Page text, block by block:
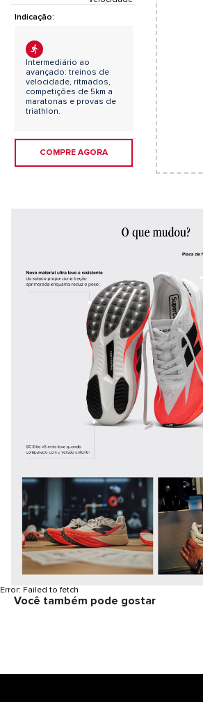
Indicação:
Intermediário ao
avançado: treinos de
velocidade, ritmados,
competições de 5km a
maratonas e provas de
triathlon.
COMPRE AGORA
Error: Failed to fetch
Você também pode gostar